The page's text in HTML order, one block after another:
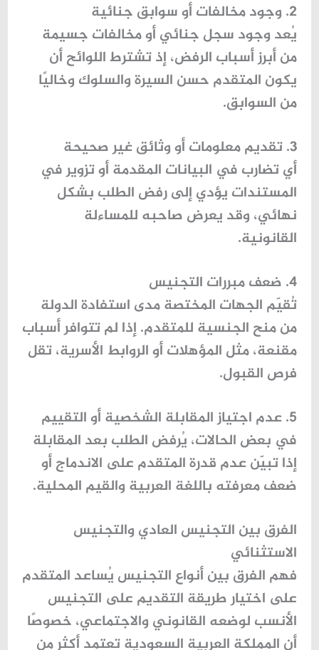
2. وجود مخالفات أو سوابق جنائية
يُعد وجود سجل جنائي أو مخالفات جسيمة
من أبرز أسباب الرفض، إذ تشترط اللوائح أن
يكون المتقدم حسن السيرة والسلوك وخاليًا
من السوابق.
3. تقديم معلومات أو وثائق غير صحيحة
أي تضارب في البيانات المقدمة أو تزوير في
المستندات يؤدي إلى رفض الطلب بشكل
نهائي، وقد يعرض صاحبه للمساءلة
القانونية.
4. ضعف مبررات التجنيس
تُقيّم الجهات المختصة مدى استفادة الدولة
من منح الجنسية للمتقدم. إذا لم تتوافر أسباب
مقنعة، مثل المؤهلات أو الروابط الأسرية، تقل
فرص القبول.
5. عدم اجتياز المقابلة الشخصية أو التقييم
في بعض الحالات، يُرفض الطلب بعد المقابلة
إذا تبيّن عدم قدرة المتقدم على الاندماج أو
ضعف معرفته باللغة العربية والقيم المحلية.
الفرق بين التجنيس العادي والتجنيس
الاستثنائي
فهم الفرق بين أنواع التجنيس يُساعد المتقدم
على اختيار طريقة التقديم على التجنيس
الأنسب لوضعه القانوني والاجتماعي، خصوصًا
أن المملكة العربية السعودية تعتمد أكثر من